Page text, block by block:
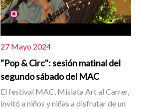
27 Mayo 2024
"Pop & Circ": sesión matinal del
segundo sábado del MAC
El festival MAC, Mislata Art al Carrer,
invitó a niños y niñas a disfrutar de un